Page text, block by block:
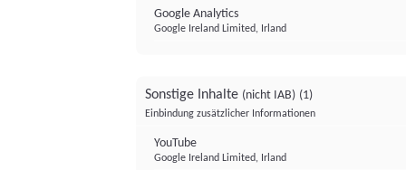
Google Analytics
Google Ireland Limited, Irland
Sonstige Inhalte (nicht IAB) (1)
Einbindung zusätzlicher Informationen
YouTube
Google Ireland Limited, Irland